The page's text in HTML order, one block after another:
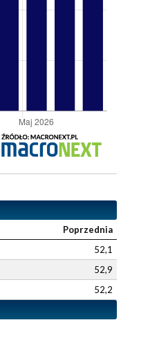
Poprzednia
52,1
52,9
52,2